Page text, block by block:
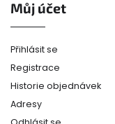
Můj účet
Přihlásit se
Registrace
Historie objednávek
Adresy